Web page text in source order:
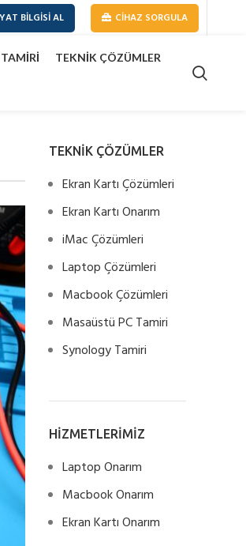
BILGISI AL CIHAZ SORGULA
TEKNIK ÇÖZÜMLER
TEKNİK ÇÖZÜMLER
Ekran Kartı Çözümleri
Ekran Kartı Onarım
iMac Çözümleri
Laptop Çözümleri
Macbook Çözümleri
Masaüstü PC Tamiri
Synology Tamiri
HİZMETLERİMİZ
Laptop Onarım
Macbook Onarım
Ekran Kartı Onarım